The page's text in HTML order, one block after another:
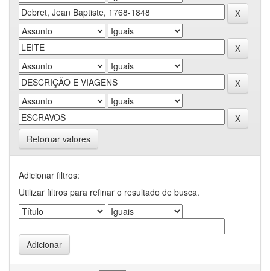
Retornar valores
Adicionar filtros:
Utilizar filtros para refinar o resultado de busca.